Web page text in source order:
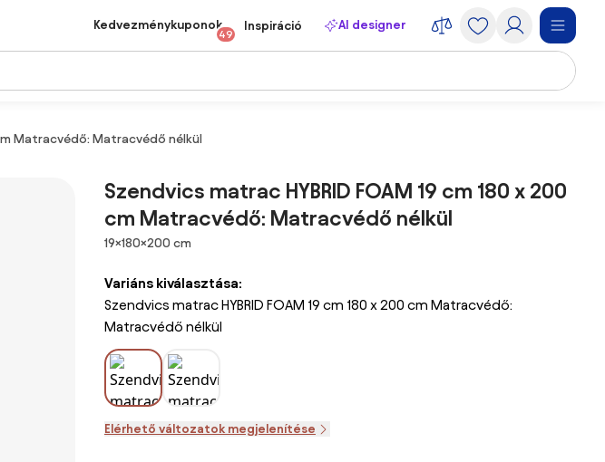
Kedvezménykuponok
49
Inspiráció AI designer
Matracvédő: Matracvédő nélkül
Szendvics matrac HYBRID FOAM 19 cm 180 x 200
cm Matracvédő: Matracvédő nélkül
Méretek
19×180×200 cm
Variáns kiválasztása:
Szendvics matrac HYBRID FOAM 19 cm 180 x 200 cm Matracvédő:
Matracvédő nélkül
Elérhető változatok megjelenítése